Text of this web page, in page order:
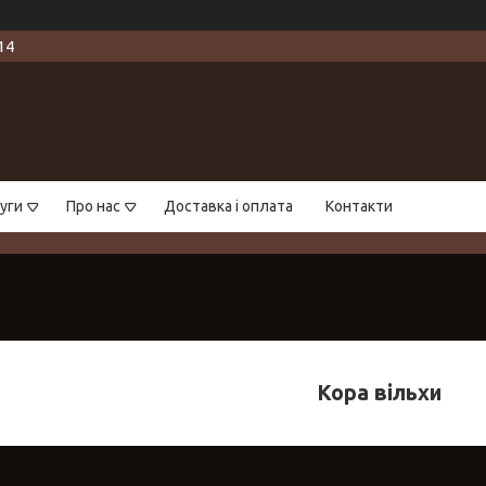
Про нас Доставка і оплата Контакти
Кора вільхи